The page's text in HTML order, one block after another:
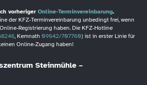
vorheriger Online-Terminvereinbarung.
der KFZ-Terminvereinbarung unbedingt frei, wenn
Registrierung haben. Die KFZ-Hotline
, Kemnath 09642/707760) ist in erster Linie für
Online-Zugang haben!
Steinmühle –